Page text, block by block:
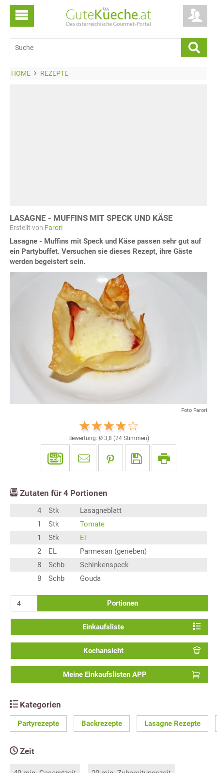
HOME REZEPTE
LASAGNE - MUFFINS MIT SPECK UND KÄSE
Erstellt von Farori
Lasagne - Muffins mit Speck und Käse passen sehr gut auf
ein Partybuffet. Versuchen sie dieses Rezept, ihre Gäste
werden begeistert sein.
Foto Farori
Bewertung: Ø 3,8 (24Stimmen)
Zutaten für 4 Portionen
4 Stk
Lasagneblatt
1
Stk
Tomate
1
Stk
Ei
2
EL
Parmesan (gerieben)
8
Schb
Schinkenspeck
8
Schb Gouda
Portionen
Einkaufsliste
Kochansicht
Meine Einkaufslisten APP
Kategorien
Partyrezepte Backrezepte Lasagne Rezepte
Zeit